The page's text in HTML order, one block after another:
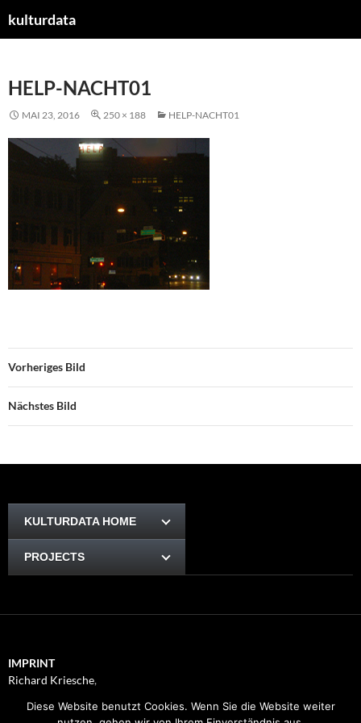
kulturdata
HELP-NACHT01
MAI 23, 2016 250 × 188 HELP-NACHT01
Vorheriges Bild
Nächstes Bild
KULTURDATA HOME
PROJECTS
IMPRINT
Richard Kriesche,
GrazDiese Website benutzt Cookies. Wenn Sie die Website weiter